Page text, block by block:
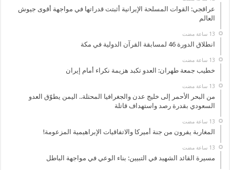
عراقجي: القوات المسلحة الإيرانية أثبتت قدراتها في مواجهة أقوى جيوش
العالم
انطلاق الدورة 46 لمسابقة القرآن الدولية في مكة
خطيب جمعة طهران: العدو تكبد هزيمة نكراء أمام إيران
من البحر الأحمر إلى خليج عدن والجغرافيا المحتلة.. اليمن يطوّق العدو
السعودي بقدرة رصد واستهداف قاتلة
المغاربة يفرون من جنة أميركا والاتفاقيات الإبراهيمية المزعومة!
مسيرة القائد الشهيد في التبيين: بناء الوعي في مواجهة الباطل